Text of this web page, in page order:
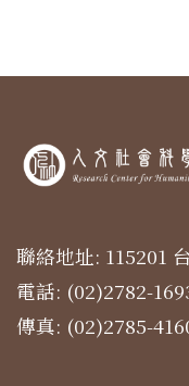
聯絡地址: 115201
電話: (02)2782-
傳真: (02)2785-